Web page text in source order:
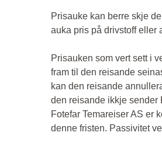
Prisauke kan berre skje
auka pris på drivstoff eller
Prisauken som vert sett i
fram til den reisande
kan den reisande
den reisande ikkje sender
Fotefar Temareiser AS er
denne fristen. Passivitet